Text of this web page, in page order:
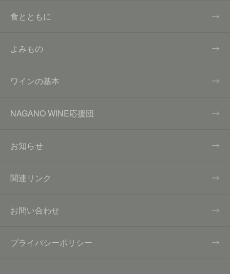
食とともに
よみもの
ワインの基本
NAGANO WINE応援団
お知らせ
関連リンク
お問い合わせ
プライバシーポリシー